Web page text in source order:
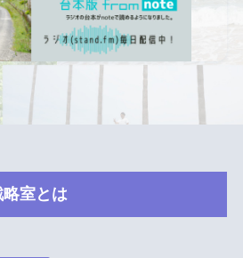
室とは